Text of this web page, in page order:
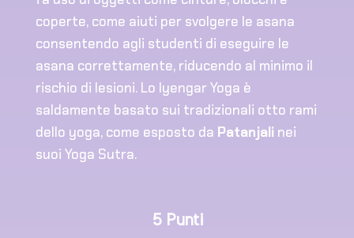
coperte, come aiuti per svolgere le asana
consentendo agli studenti di eseguire le
asana correttamente, riducendo al minimo il
rischio di lesioni. Lo Iyengar Yoga è
saldamente basato sui tradizionali otto rami
dello yoga, come esposto da Patanjali nei
suoi Yoga Sutra.
5 Punti